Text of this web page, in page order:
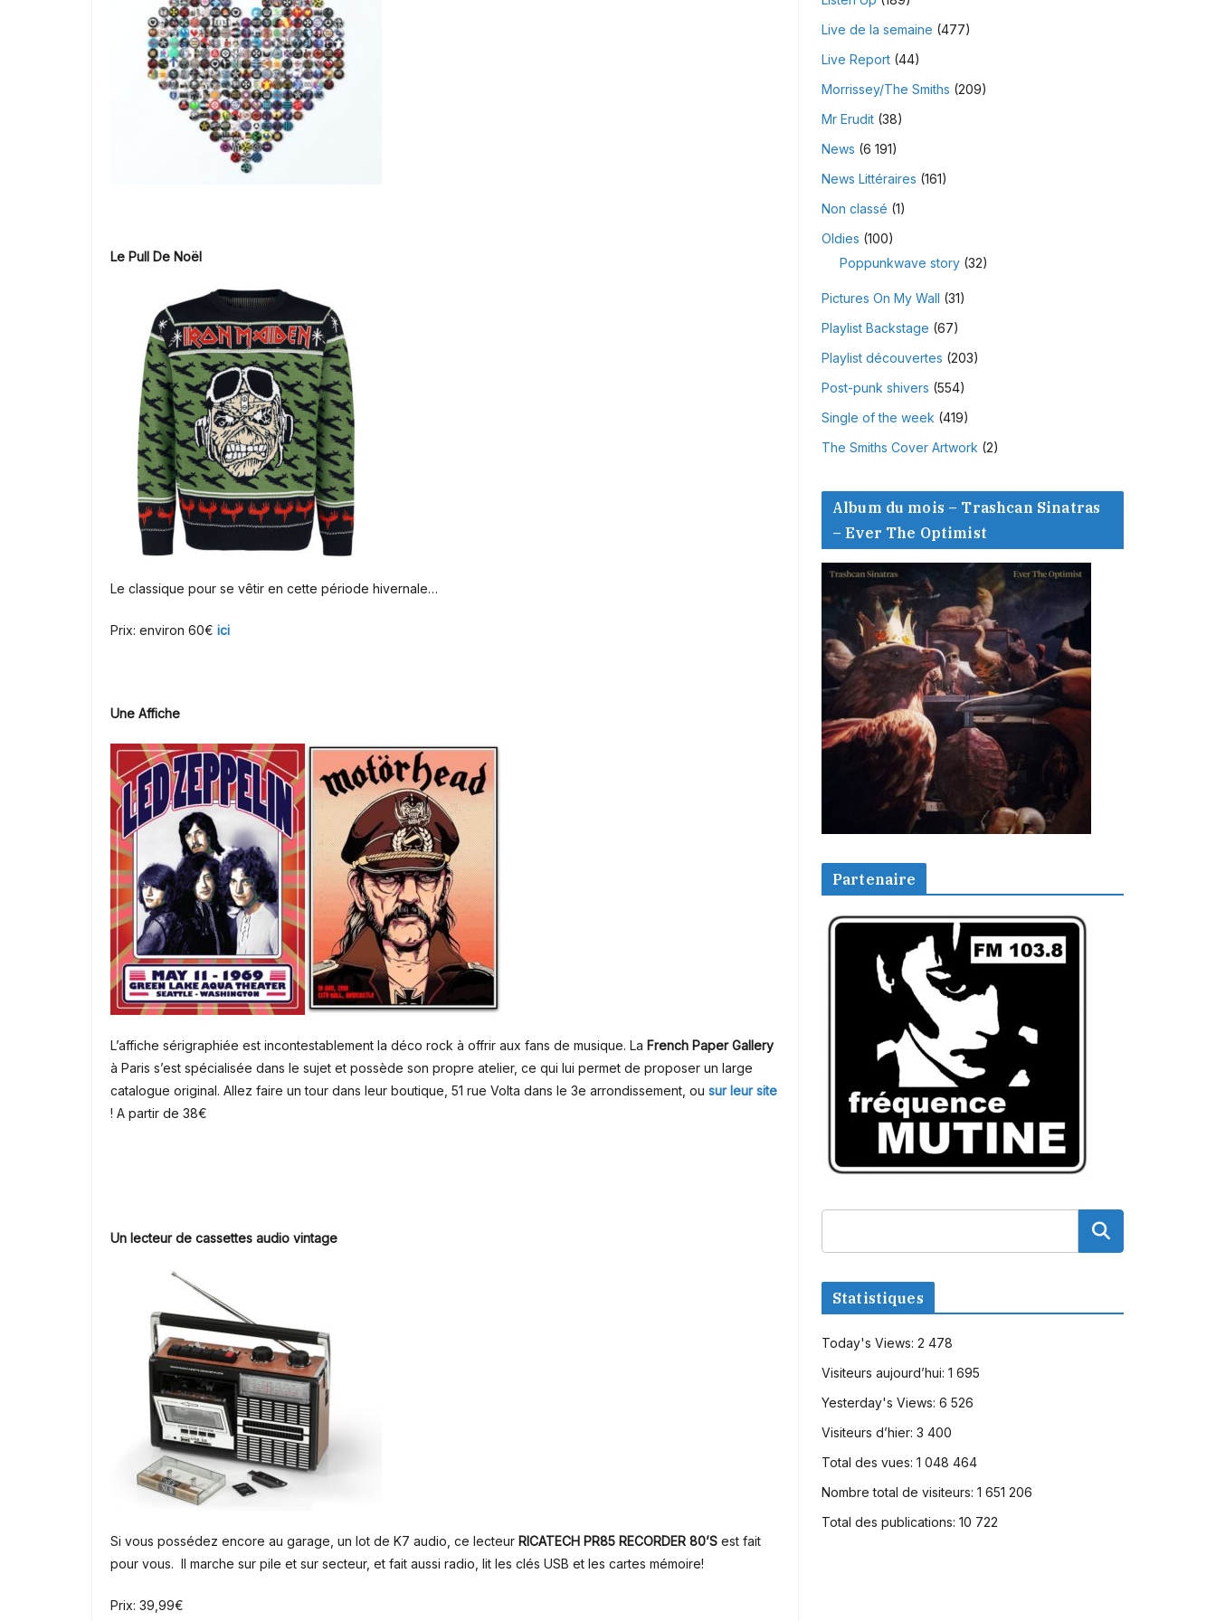
Le Pull De Noël
Le classique pour se vêtir en cette période hivernale…
Prix: environ 60€ ici
Une Affiche
L’affiche sérigraphiée est incontestablement la déco rock à offrir aux fans de musique. La French Paper Gallery
à Paris s’est spécialisée dans le sujet et possède son propre atelier, ce qui lui permet de proposer un large
catalogue original. Allez faire un tour dans leur boutique, 51 rue Volta dans le 3e arrondissement, ou sur leur site
! A partir de 38€
Un lecteur de cassettes audio vintage
Si vous possédez encore au garage, un lot de K7 audio, ce lecteur RICATECH PR85 RECORDER 80’S est fait
pour vous. Il marche sur pile et sur secteur, et fait aussi radio, lit les clés USB et les cartes mémoire!
Prix: 39,99€
Live de la semaine (477)
Live Report(44)
Morrissey/The Smiths (209)
Mr Erudit(38)
News (6 191)
News Littéraires (161)
Non classé (1)
Oldies (100)
Poppunkwave story(32)
Pictures On My Wall (31)
Playlist Backstage (67)
Playlist découvertes (203)
Post-punk shivers (554)
Single of the week (419)
The Smiths Cover Artwork (2)
Album du mois – Trashcan Sinatras
– Ever The Optimist
Partenaire
Statistiques
Today's Views: 2 478
Visiteurs aujourd’hui: 1 695
Yesterday's Views: 6 526
Visiteurs d’hier: 3 400
Total des vues: 1 048 464
Nombre total de visiteurs: 1 651 206
Total des publications: 10 722